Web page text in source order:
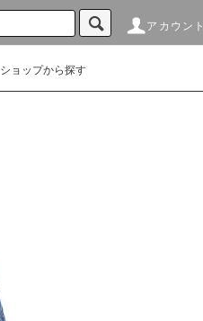
アカウント
ショップから探す